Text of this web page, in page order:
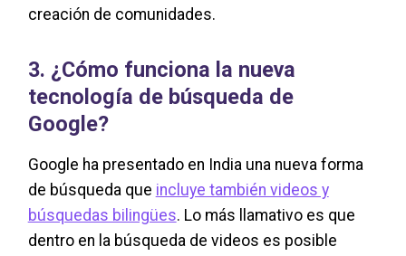
creación de comunidades.
3. ¿Cómo funciona la nueva
tecnología de búsqueda de
Google?
Google ha presentado en India una nueva forma
de búsqueda que incluye también videos y
búsquedas bilingües. Lo más llamativo es que
dentro en la búsqueda de videos es posible